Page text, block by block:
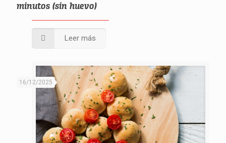
minutos (sin huevo)
Leer más
16/12/2025